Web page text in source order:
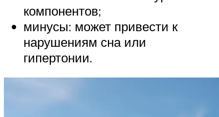
компонентов;
минусы: может привести к
нарушениям сна или
гипертонии.